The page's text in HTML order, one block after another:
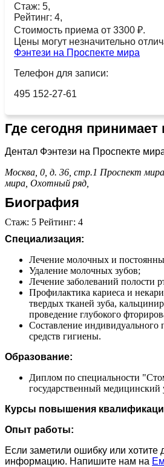
Стаж: 5,
Рейтинг: 4,
Стоимость приема от 3300 ₽.
Цены могут незначительно
Фэнтези на Проспекте мира
Телефон для записи:
495 152-27-61
Где сегодня принимает
Дентал Фэнтези на Проспекте
Москва, 0, д. 36, стр.1 Проспект мира,
мира, Охотный ряд,
Биография
Стаж: 5 Рейтинг: 4
Специализация:
Лечение молочных и
Удаление молочных зубов;
Лечение заболеваний полости
Профилактика кариеса и
твердых тканей зуба,
проведение глубокого
Составление индивидуального
средств гигиены.
Образование:
Диплом по специальности
государственный медицинский
Курсы повышения
Опыт работы:
Если заметили ошибку или хотите
информацию. Напишите нам на